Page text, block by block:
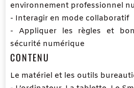
environnement professionnel
- Interagir en mode collaboratif
- Appliquer les règles et
sécurité numérique
CONTENU
Le matériel et les outils